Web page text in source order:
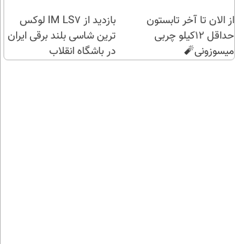
در
از الان تا آخر تابستون
حداقل 12کیلو چربی
میسوزونی🧨
بازدید از IM LS7 لوکس
ترین شاسی بلند برقی ایران
در باشگاه انقلاب